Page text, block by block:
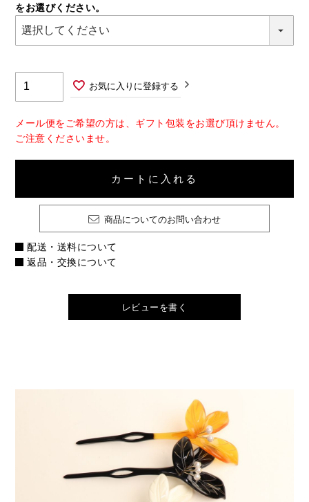
須)
をお選びください。
お気に入りに登録する
メール便をご希望の方は、ギフト包装をお選び頂けません。
ご注意くださいませ。
カートに入れる
商品についてのお問い合わせ
配送・送料について
返品・交換について
レビューを書く